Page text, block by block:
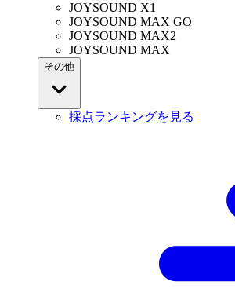
JOYSOUND X1
JOYSOUND MAX GO
JOYSOUND MAX2
JOYSOUND MAX
その他
採点ランキングを見る